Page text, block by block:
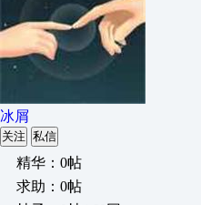
冰屑
关注 私信
精华：0帖
求助：0帖